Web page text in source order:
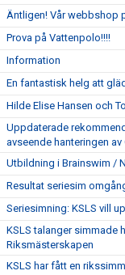
Äntligen! Vår webbshop
Prova på Vattenpolo!!!!
Information
En fantastisk helg att
Hilde Elise Hansen och
Uppdaterade
avseende hanteringen av
Utbildning i Brainswim /
Resultat seriesim
Seriesimning: KSLS vill
KSLS talanger simmade
Riksmästerskapen
KSLS har fått en